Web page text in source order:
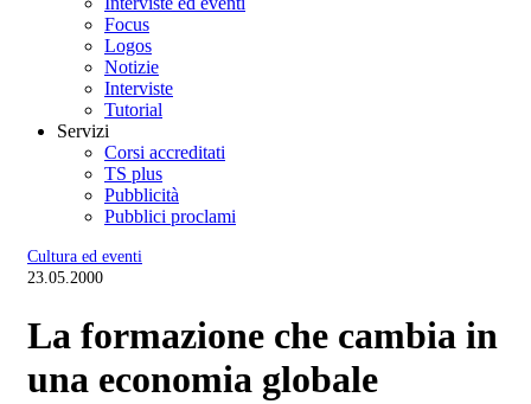
Focus
Logos
Notizie
Interviste
Tutorial
Servizi
Corsi accreditati
TS plus
Pubblicità
Pubblici proclami
Cultura ed eventi
23.05.2000
La formazione che cambia in
una economia globale